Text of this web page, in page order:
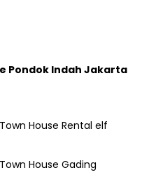
Pondok Indah Jakarta
Town House Rental elf
Town House Gading